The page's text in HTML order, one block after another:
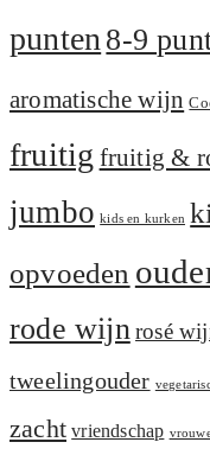
punten8-9
aromatische wijn
fruitig fruitig &
jumbo kids en kurken
opvoeden
rode wijn rosé
tweelingouder
zacht vriendschap